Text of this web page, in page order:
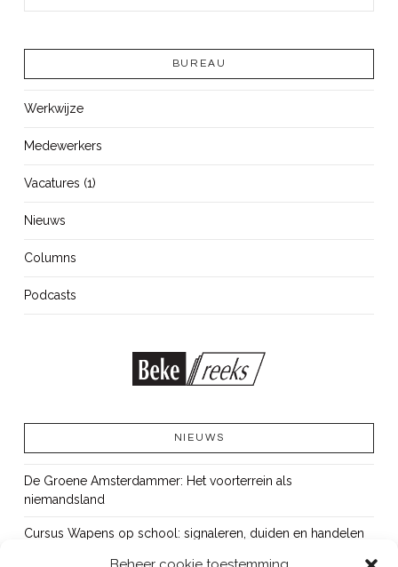
BUREAU
Werkwijze
Medewerkers
Vacatures (1)
Nieuws
Columns
Podcasts
NIEUWS
De Groene Amsterdammer: Het voorterrein als
niemandsland
Cursus Wapens op school: signaleren, duiden en handelen